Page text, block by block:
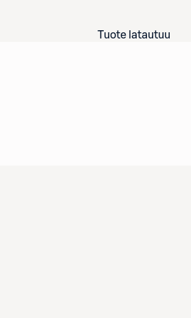
Tuote latautuu